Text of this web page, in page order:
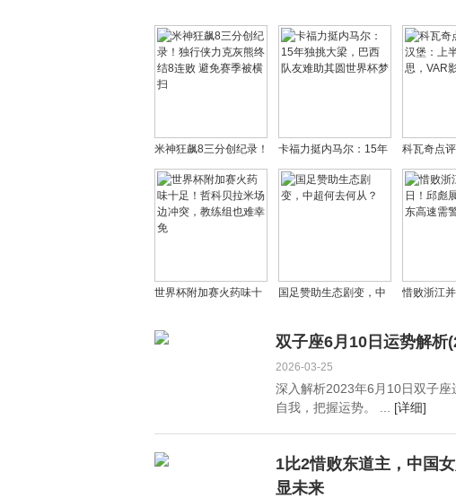
米神狂飙8三分创纪录！
独行侠力克灰熊终结8连
败 避免赛季被横扫
卡福力挺内马尔：15年
独挑大梁，巴西队友难
助其圆世界杯梦
科瓦奇点
堡：上半
思，VAR
世界杯附加赛火药味十
突，教练组也难幸免
国足赞助生态剧变，中
惜败浙江
需警醒再
双子座6月10日运势解析
2026-03-25
深入解析2023年6月10日双子
自我，把握运势。 ... [详细]
1比2惜败东道主，中国
显未来